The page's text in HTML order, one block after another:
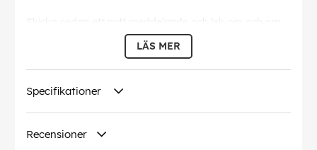
Skicka sedan ett nytt meddelande och lek om och om
igen! Med så många spännande funktioner kommer
denna 9-tums förtrollande Hedwig-uggleksak att
inspirera din fantasi genom rolig och spännande
Enchanting Hedwig och upplev Harry Potter magi!
- Batterier ingår (3xAA)
LÄS MER
Specifikationer
Recensioner